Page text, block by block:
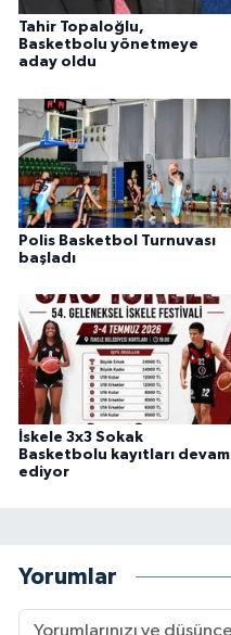
Tahir Topaloğlu,
Basketbolu yönetmeye
aday oldu
Polis Basketbol Turnuvası
başladı
İskele 3x3 Sokak
Basketbolu kayıtları devam
ediyor
Yorumlar